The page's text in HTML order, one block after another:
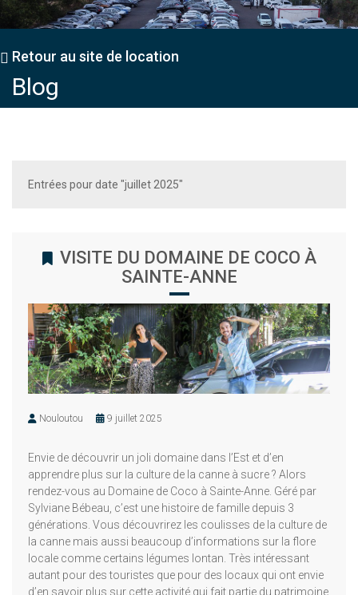
Retour au site de location
Blog
Entrées pour date "juillet 2025"
VISITE DU DOMAINE DE COCO À
SAINTE-ANNE
Nouloutou 9 juillet 2025
Envie de découvrir un joli domaine dans l’Est et d’en
apprendre plus sur la culture de la canne à sucre ? Alors
rendez-vous au Domaine de Coco à Sainte-Anne. Géré par
Sylviane Bébeau, c’est une histoire de famille depuis 3
générations. Vous découvrirez les coulisses de la culture de
la canne mais aussi beaucoup d’informations sur la flore
locale comme certains légumes lontan. Très intéressant
autant pour des touristes que pour des locaux qui ont envie
d’en savoir plus sur cette activité qui fait partie du patrimoine